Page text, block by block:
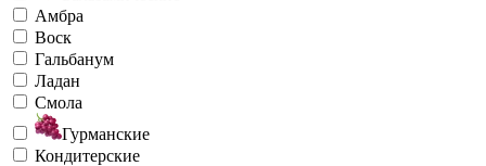
Амбра
Воск
Гальбанум
Ладан
Смола
Гурманские
Кондитерские